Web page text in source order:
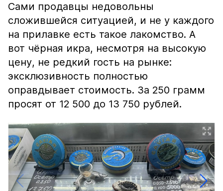
Сами продавцы недовольны
сложившейся ситуацией, и не у каждого
на прилавке есть такое лакомство. А
вот чёрная икра, несмотря на высокую
цену, не редкий гость на рынке:
эксклюзивность полностью
оправдывает стоимость. За 250 грамм
просят от 12 500 до 13 750 рублей.